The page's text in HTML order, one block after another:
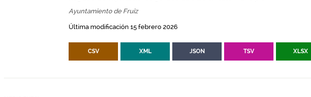
Ayuntamiento de Fruiz
Última modificación 15 febrero 2026
CSV XML JSON TSV XLSX